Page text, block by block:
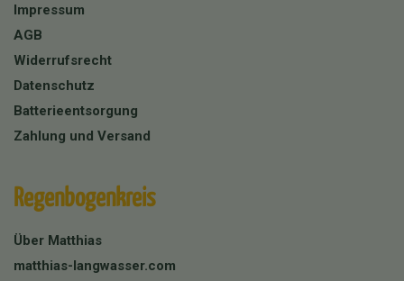
Impressum
AGB
Widerrufsrecht
Datenschutz
Batterieentsorgung
Zahlung und Versand
Regenbogenkreis
Über Matthias
matthias-langwasser.com